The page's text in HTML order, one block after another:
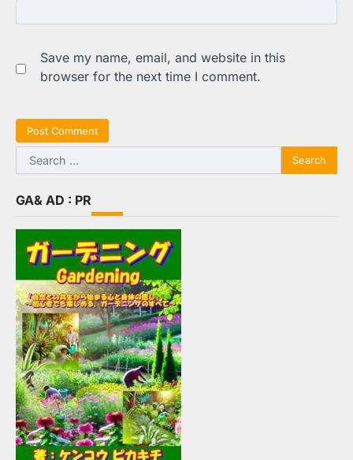
Save my name, email, and website in this
browser for the next time I comment.
Search
for:
GA& AD : PR